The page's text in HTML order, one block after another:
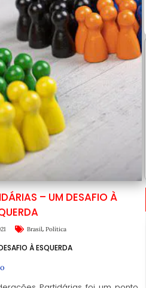
– UM DESAFIO À
Brasil, Política
À ESQUERDA